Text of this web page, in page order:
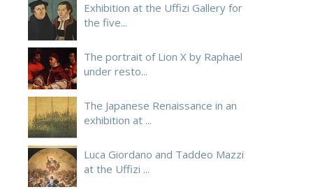
Exhibition at the Uffizi Gallery for
the five...
The portrait of Lion X by Raphael
under resto...
The Japanese Renaissance in an
exhibition at ...
Luca Giordano and Taddeo Mazzi
at the Uffizi ...